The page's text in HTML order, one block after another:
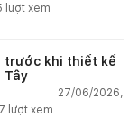
lượt xem
trước khi thiết kế
Tây
27/06/2026,
lượt xem